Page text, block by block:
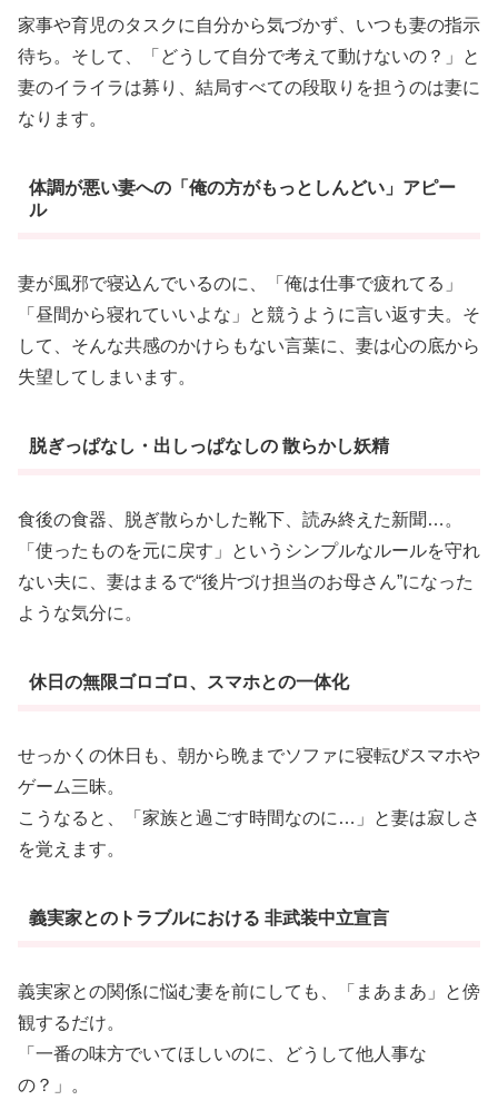
家事や育児のタスクに自分から気づかず、いつも妻の指示
待ち。そして、「どうして自分で考えて動けないの？」と
妻のイライラは募り、結局すべての段取りを担うのは妻に
なります。
体調が悪い妻への「俺の方がもっとしんどい」アピー
ル
妻が風邪で寝込んでいるのに、「俺は仕事で疲れてる」
「昼間から寝れていいよな」と競うように言い返す夫。そ
して、そんな共感のかけらもない言葉に、妻は心の底から
失望してしまいます。
脱ぎっぱなし・出しっぱなしの 散らかし妖精
食後の食器、脱ぎ散らかした靴下、読み終えた新聞…。
「使ったものを元に戻す」というシンプルなルールを守れ
ない夫に、妻はまるで“後片づけ担当のお母さん”になった
ような気分に。
休日の無限ゴロゴロ、スマホとの一体化
せっかくの休日も、朝から晩までソファに寝転びスマホや
ゲーム三昧。
こうなると、「家族と過ごす時間なのに…」と妻は寂しさ
を覚えます。
義実家とのトラブルにおける 非武装中立宣言
義実家との関係に悩む妻を前にしても、「まあまあ」と傍
観するだけ。
「一番の味方でいてほしいのに、どうして他人事な
の？」。